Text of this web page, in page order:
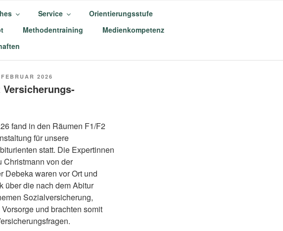
Service
Orientierungsstufe
Methodentraining
Medienkompetenz
2026
fand in den Räumen F1/F2
für unsere
statt. Die Expertinnen
Christmann von der
Debeka waren vor Ort und
über die nach dem Abitur
Sozialversicherung,
und brachten somit